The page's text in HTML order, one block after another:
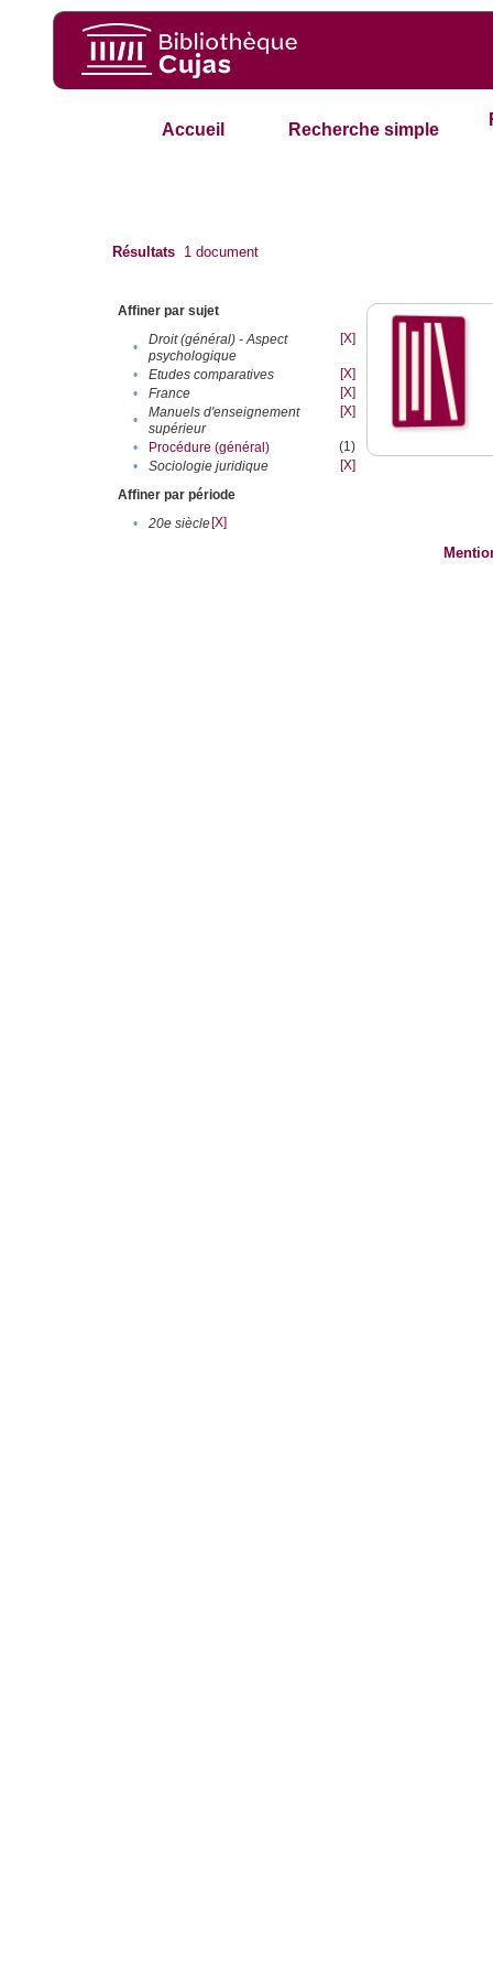
Accueil Recherche simple
Résultats 1 document
Affiner par sujet
•
Droit (général) - Aspect
psychologique
[X]
• Etudes comparatives
[X]
•
France
[X]
•
Manuels d'enseignement
supérieur
[X]
• Procédure (général)
(1)
•
Sociologie juridique
[X]
Affiner par période
•
20e siècle[X]